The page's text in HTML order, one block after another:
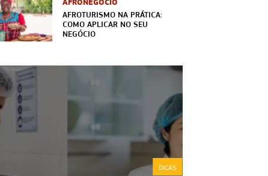
AFRONEGÓCIO
AFROTURISMO NA PRÁTICA:
COMO APLICAR NO SEU
NEGÓCIO